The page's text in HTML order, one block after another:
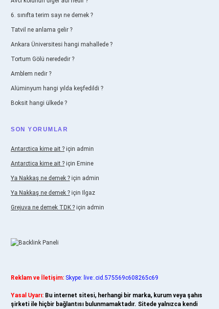
6. sınıfta terim sayı ne demek ?
Tatvil ne anlama gelir ?
Ankara Üniversitesi hangi mahallede ?
Tortum Gölü nerededir ?
Amblem nedir ?
Alüminyum hangi yılda keşfedildi ?
Boksit hangi ülkede ?
SON YORUMLAR
Antarctica kime ait ? için admin
Antarctica kime ait ? için Emine
Ya Nakkaş ne demek ? için admin
Ya Nakkaş ne demek ? için Ilgaz
Grejuva ne demek TDK ? için admin
Reklam ve İletişim: Skype: live:.cid.575569c608265c69
Yasal Uyarı: Bu internet sitesi, herhangi bir marka, kurum veya şahıs
şirketi ile hiçbir bağlantısı bulunmamaktadır. Sitede yalnızca kendi